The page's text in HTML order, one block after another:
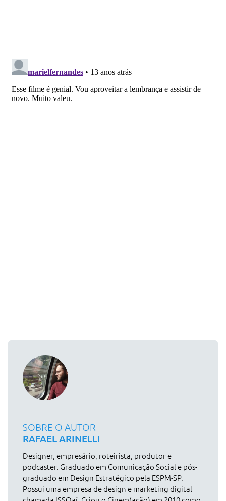
SOBRE O AUTOR
RAFAEL ARINELLI
Designer, empresário, roteirista, produtor e
podcaster. Graduado em Comunicação Social e pós-
graduado em Design Estratégico pela ESPM-SP.
Possui uma empresa de design e marketing digital